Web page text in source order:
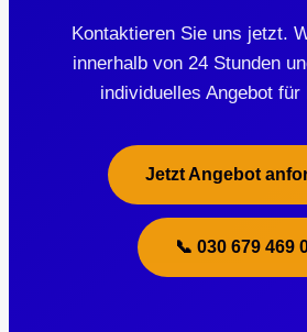
Kontaktieren Sie uns jetzt.
innerhalb von 24 Stunden
individuelles Angebot
Jetzt Angebot
📞 030 679 469